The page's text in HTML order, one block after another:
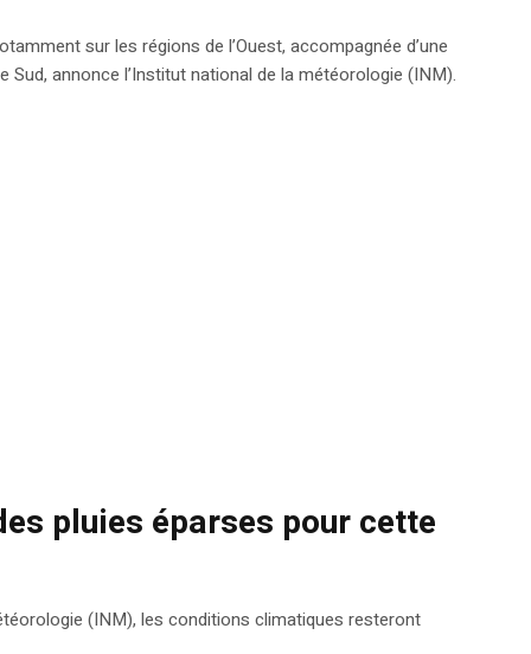
sur les régions de l’Ouest, accompagnée d’une
annonce l’Institut national de la météorologie (INM).
pluies éparses pour cette
(INM), les conditions climatiques resteront